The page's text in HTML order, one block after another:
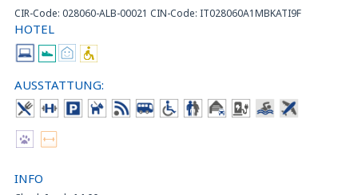
CIR-Code: 028060-ALB-00021 CIN-Code: IT028060A1MBKATI9F
HOTEL
AUSSTATTUNG:
INFO